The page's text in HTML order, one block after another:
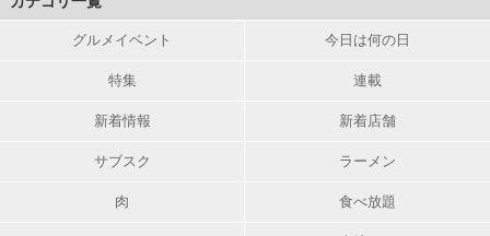
グルメイベント 今日は何の日
特集 連載
新着情報 新着店舗
サブスク ラーメン
肉 食べ放題